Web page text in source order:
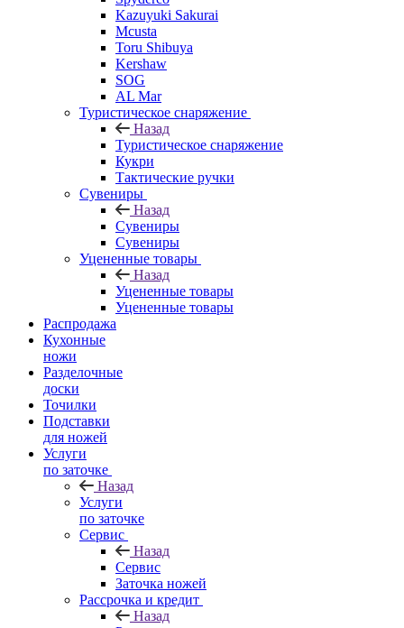
Kazuyuki Sakurai
Mcusta
Toru Shibuya
Kershaw
SOG
AL Mar
Туристическое снаряжение
Назад
Туристическое снаряжение
Кукри
Тактические ручки
Сувениры
Назад
Сувениры
Сувениры
Уцененные товары
Назад
Уцененные товары
Уцененные товары
Распродажа
Кухонные
ножи
Разделочные
доски
Точилки
Подставки
для ножей
Услуги
по заточке
Назад
Услуги
по заточке
Сервис
Назад
Сервис
Заточка ножей
Рассрочка и кредит
Назад